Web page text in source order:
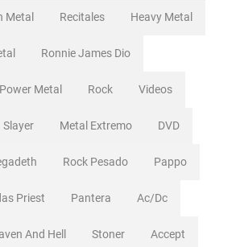
Metal Recitales Heavy Metal
Ronnie James Dio
Power Metal Rock Videos
Slayer Metal Extremo DVD
Rock Pesado Pappo
Priest Pantera Ac/dc
And Hell Stoner Accept